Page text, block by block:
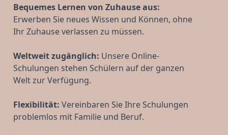
Bequemes Lernen von Zuhause aus:
Erwerben Sie neues Wissen und Können, ohne
Ihr Zuhause verlassen zu müssen.
Weltweit zugänglich: Unsere Online-
Schulungen stehen Schülern auf der ganzen
Welt zur Verfügung.
Flexibilität: Vereinbaren Sie Ihre Schulungen
problemlos mit Familie und Beruf.